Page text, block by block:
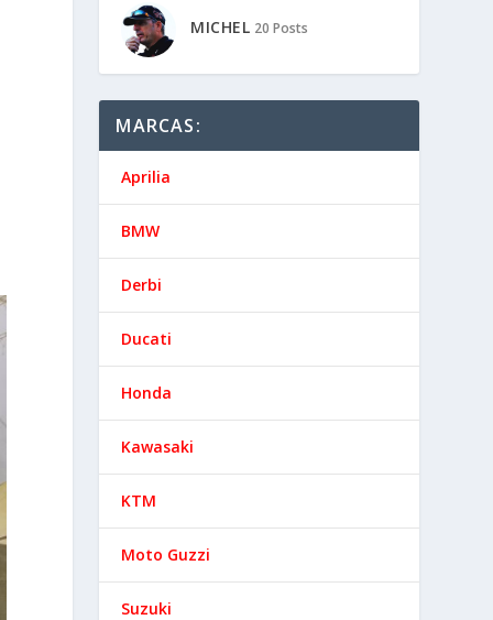
MICHEL 20 Posts
MARCAS:
Aprilia
BMW
Derbi
Ducati
Honda
Kawasaki
KTM
Moto Guzzi
Suzuki